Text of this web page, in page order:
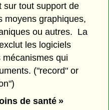
sur tout support de
moyens graphiques,
ou autres. La
les logiciels
qui
("record" or
de santé »